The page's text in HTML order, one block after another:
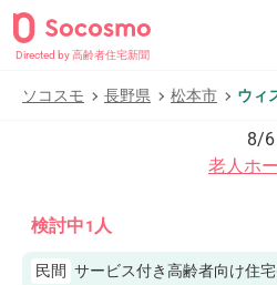
Directed by 高齢者住宅新聞
ソコスモ 長野県 松本市 ウィ
8/6
老人ホ
検討中1 人
民間 サービス付き高齢者向け住